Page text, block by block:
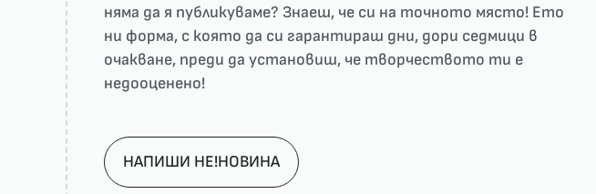
няма да я публикуваме? Знаеш, че си на точното място! Ето
ни форма, с която да си гарантираш дни, дори седмици в
очакване, преди да установиш, че творчеството ти е
недооценено!
НАПИШИ НЕ!НОВИНА